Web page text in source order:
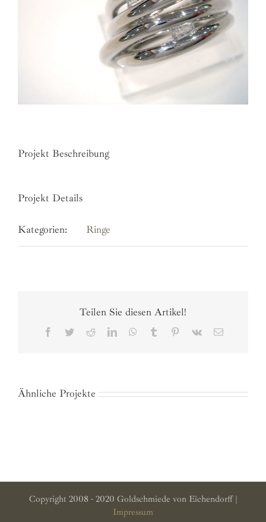
Projekt Beschreibung
Projekt Details
Kategorien: Ringe
Teilen Sie diesen Artikel!
Facebook
TwitterRedditLinkedInWhatsApp
Tumblr Pinterest
Vk
E-
Ähnliche Projekte
Copyright 2008 - 2020 Goldschmiede von Eichendorff |
Impressum